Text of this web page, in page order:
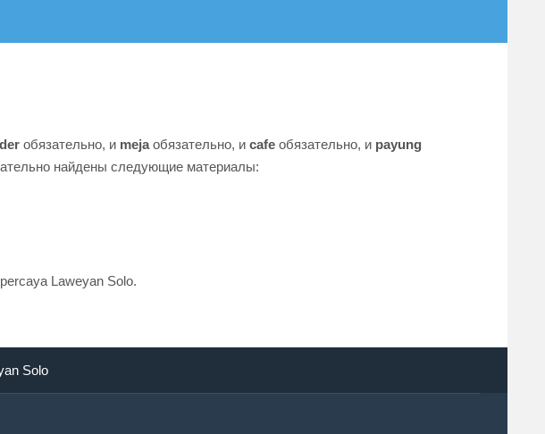
обязательно, и mejaобязательно, и cafe обязательно, и payung
найдены следующие материалы:
Laweyan Solo.
Solo